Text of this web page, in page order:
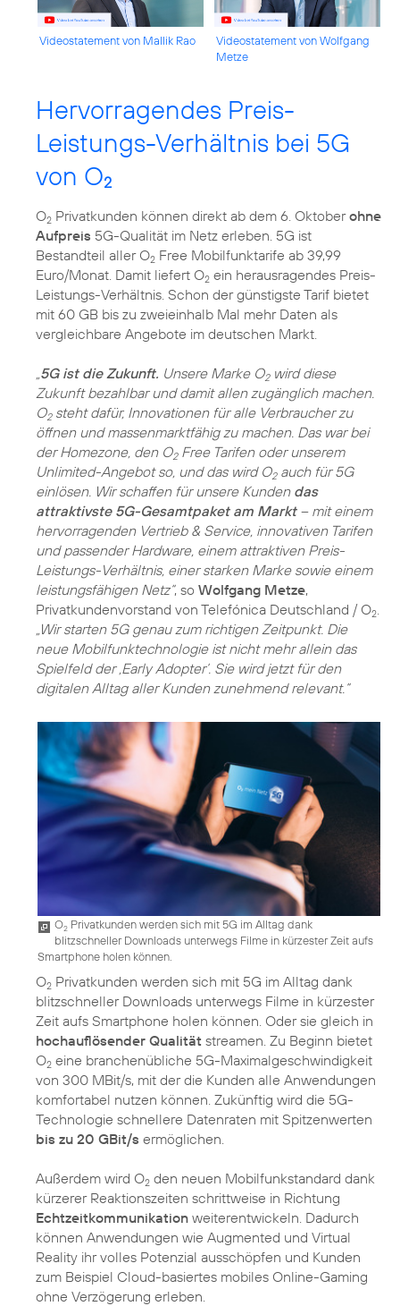
Videostatement von Mallik Rao
Videostatement von Wolfgang
Metze
Hervorragendes Preis-
Leistungs-Verhältnis bei 5G
von O2
O2 Privatkunden können direkt ab dem 6. Oktoberohne
Aufpreis 5G-Qualität im Netz erleben. 5G ist
Bestandteil aller O2 Free Mobilfunktarife ab 39,99
Euro/Monat. Damit liefert O2 ein herausragendes Preis-
Leistungs-Verhältnis. Schon der günstigste Tarif bietet
mit 60 GB bis zu zweieinhalb Mal mehr Daten als
vergleichbare Angebote im deutschen Markt.
„5G ist die Zukunft. Unsere Marke O2wird diese
Zukunft bezahlbar und damit allen zugänglich machen.
O2steht dafür, Innovationen für alle Verbraucher zu
öffnen und massenmarktfähig zu machen. Das war bei
der Homezone, den O2Free Tarifen oder unserem
Unlimited-Angebot so, und das wird O2auch für 5G
einlösen. Wir schaffen für unsere Kunden das
attraktivste 5G-Gesamtpaket am Markt– mit einem
hervorragenden Vertrieb & Service, innovativen Tarifen
und passender Hardware, einem attraktiven Preis-
Leistungs-Verhältnis, einer starken Marke sowie einem
leistungsfähigen Netz“, so Wolfgang Metze,
Privatkundenvorstand von Telefónica Deutschland / O2.
„Wir starten 5G genau zum richtigen Zeitpunkt. Die
neue Mobilfunktechnologie ist nicht mehr allein das
Spielfeld der ‚Early Adopter‘. Sie wird jetzt für den
digitalen Alltag aller Kunden zunehmend relevant.“
O2 Privatkunden werden sich mit 5G im Alltag dank
blitzschneller Downloads unterwegs Filme in kürzester Zeit aufs
Smartphone holen können.
O2 Privatkunden werden sich mit 5G im Alltag dank
blitzschneller Downloads unterwegs Filme in kürzester
Zeit aufs Smartphone holen können. Oder sie gleich in
hochauflösender Qualität streamen. Zu Beginn bietet
O2 eine branchenübliche 5G-Maximalgeschwindigkeit
von 300 MBit/s, mit der die Kunden alle Anwendungen
komfortabel nutzen können. Zukünftig wird die 5G-
Technologie schnellere Datenraten mit Spitzenwerten
bis zu 20 GBit/s ermöglichen.
Außerdem wird O2 den neuen Mobilfunkstandard dank
kürzerer Reaktionszeiten schrittweise in Richtung
Echtzeitkommunikation weiterentwickeln. Dadurch
können Anwendungen wie Augmented und Virtual
Reality ihr volles Potenzial ausschöpfen und Kunden
zum Beispiel Cloud-basiertes mobiles Online-Gaming
ohne Verzögerung erleben.